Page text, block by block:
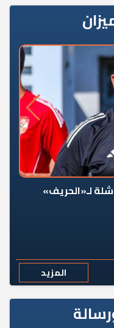
لـ«الحريف»
المزيد